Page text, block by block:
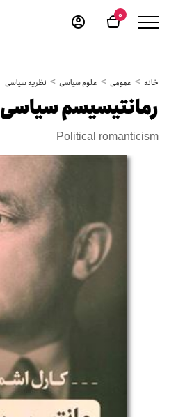
0
خانه عمومی علوم سیاسی نظریه سیاسی
رمانتیسیسم سیاسی
Political romanticism